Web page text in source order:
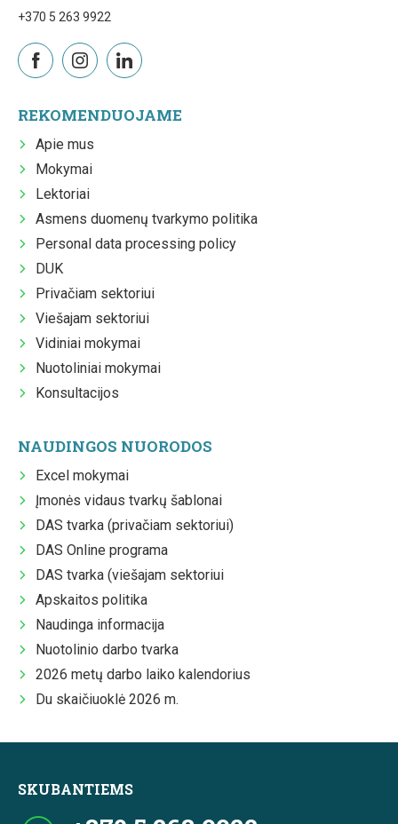
+370 5 263 9922
REKOMENDUOJAME
Apie mus
Mokymai
Lektoriai
Asmens duomenų tvarkymo politika
Personal data processing policy
DUK
Privačiam sektoriui
Viešajam sektoriui
Vidiniai mokymai
Nuotoliniai mokymai
Konsultacijos
NAUDINGOS NUORODOS
Excel mokymai
Įmonės vidaus tvarkų šablonai
DAS tvarka (privačiam sektoriui)
DAS Online programa
DAS tvarka (viešajam sektoriui
Apskaitos politika
Naudinga informacija
Nuotolinio darbo tvarka
2026 metų darbo laiko kalendorius
Du skaičiuoklė 2026 m.
SKUBANTIEMS